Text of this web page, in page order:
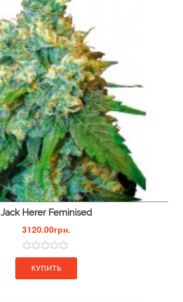
Jack Herer Feminised
3120.00грн.
КУПИТЬ